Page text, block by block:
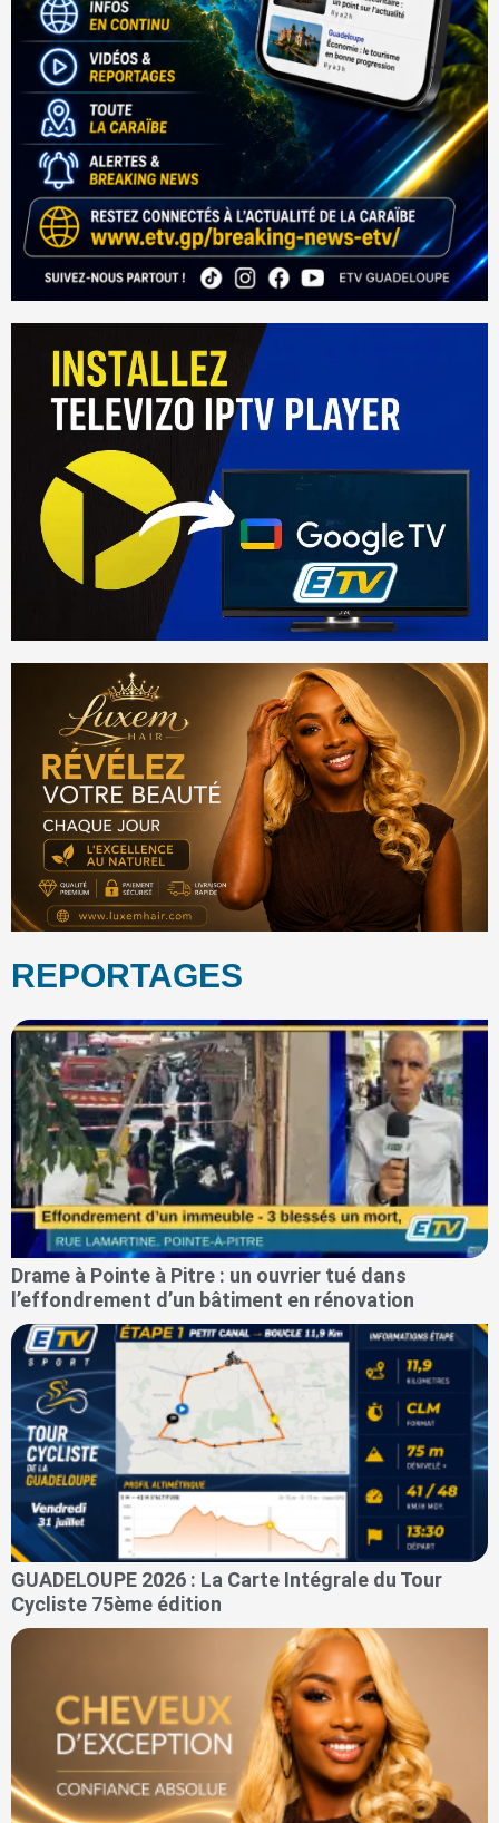
REPORTAGES
Drame à Pointe à Pitre : un ouvrier tué dans
l’effondrement d’un bâtiment en rénovation
GUADELOUPE 2026 : La Carte Intégrale du Tour
Cycliste 75ème édition